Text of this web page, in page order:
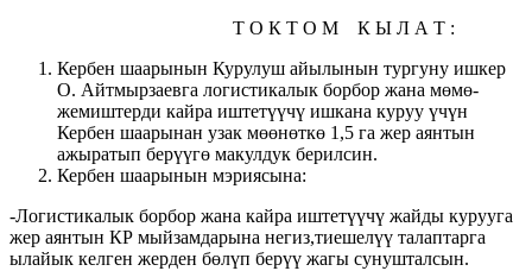
Т О К Т О М К Ы Л А Т :
Кербен шаарынын Курулуш айылынын тургуну ишкер
О. Айтмырзаевга логистикалык борбор жана мөмө-
жемиштерди кайра иштетүүчү ишкана куруу үчүн
Кербен шаарынан узак мөөнөткө 1,5 га жер аянтын
ажыратып берүүгө макулдук берилсин.
Кербен шаарынын мэриясына:
-Логистикалык борбор жана кайра иштетүүчү жайды курууга
жер аянтын КР мыйзамдарына негиз,тиешелүү талаптарга
ылайык келген жерден бөлүп берүү жагы сунушталсын.